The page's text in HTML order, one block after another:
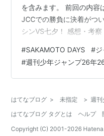
を含みます。 前回の内
JCCでの勝負に決着がつ
シンVS七夕！ 感想・考
と反殺連派との間で大規
い交戦が続いているとニ
そんな中、シンは自分の
していた。 SAKAMO…
#SAKAMOTO DAYS #
#週刊少年ジャンプ26年
はてなブログ > 未指定 > 週
はてなブログ タグとは
ヘルプ
Copyright (C) 2001-2026 Hatena.